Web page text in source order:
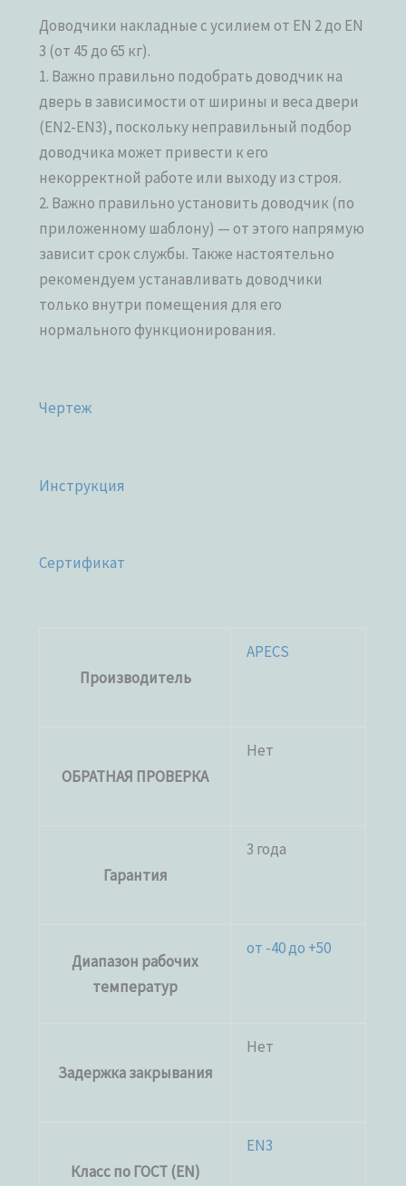
Доводчики накладные с усилием от EN 2 до EN
3 (от 45 до 65 кг).
1. Важно правильно подобрать доводчик на
дверь в зависимости от ширины и веса двери
(EN2-EN3), поскольку неправильный подбор
доводчика может привести к его
некорректной работе или выходу из строя.
2. Важно правильно установить доводчик (по
приложенному шаблону) — от этого напрямую
зависит срок службы. Также настоятельно
рекомендуем устанавливать доводчики
только внутри помещения для его
нормального функционирования.
Чертеж
Инструкция
Сертификат
Производитель
APECS
ОБРАТНАЯ ПРОВЕРКА
Нет
Гарантия
3 года
Диапазон рабочих
температур
от -40 до +50
Задержка закрывания
Нет
Класс по ГОСТ (EN)
EN3